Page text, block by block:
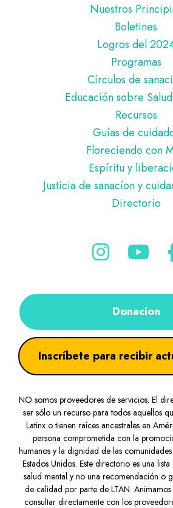
Nuestros
Boletines
Logros del
Programas
Círculos de
Educación sobre
Recursos
Guías de
Floreciendo con
Espíritu y
Justicia de sanacíon y
Directorio
Donacion
Inscríbete para recibir
NO somos proveedores de servicios. El
ser sólo un recurso para todos aquellos
Latinx o tienen raíces ancestrales en
persona comprometida con la
humanos y la dignidad de las
Estados Unidos. Este directorio es una
salud mental y no una recomendación o
de calidad por parte de LTAN.
consultar directamente con los